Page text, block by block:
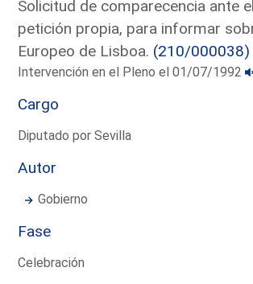
Solicitud de comparecencia ante
petición propia, para informar
Europeo de Lisboa. (210/000038)
Intervención en el Pleno el 01/07/1992
Cargo
Diputado por Sevilla
Autor
Gobierno
Fase
Celebración